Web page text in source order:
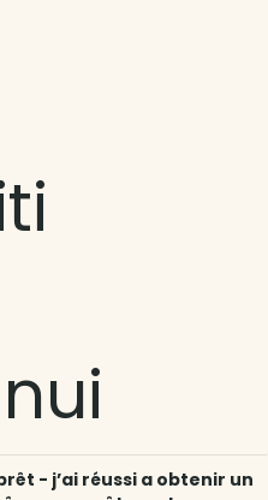
- j’ai réussi a obtenir un